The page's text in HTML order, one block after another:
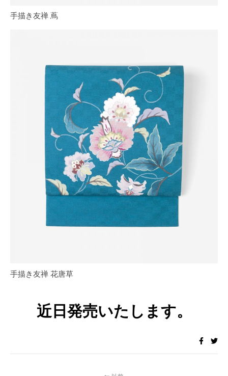
手描き友禅 蔦
手描き友禅 花唐草
近日発売いたします。